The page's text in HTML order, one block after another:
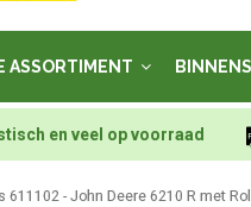
ASSORTIMENT
en veel op voorraad
611102 - John Deere 6210 R met